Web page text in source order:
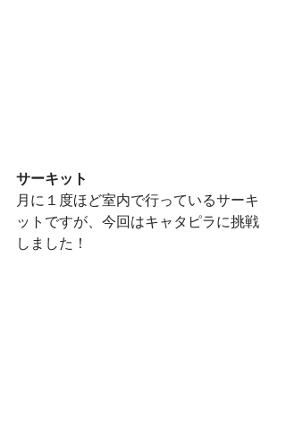
サーキット
月に１度ほど室内で行っているサーキ
ットですが、今回はキャタピラに挑戦
しました！